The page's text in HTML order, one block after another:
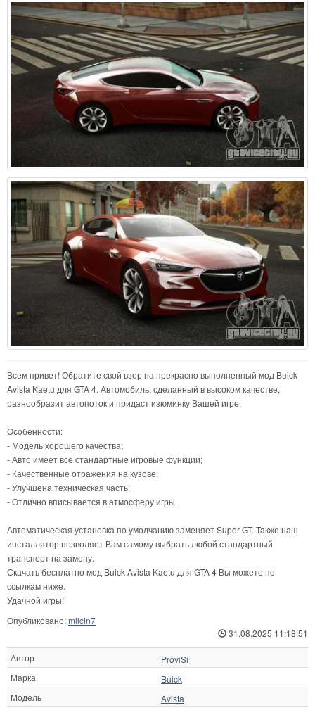
Всем привет! Обратите свой взор на прекрасно выполненный мод Buick
Avista Kaetu для GTA 4. Автомобиль, сделанный в высоком качестве,
разнообразит автопоток и придаст изюминку Вашей игре.
Особенности:
- Модель хорошего качества;
- Авто имеет все стандартные игровые функции;
- Качественные отражения на кузове;
- Улучшена техническая часть;
- Отлично вписывается в атмосферу игры.
Автоматическая установка по умолчанию заменяет Super GT. Также наш
инсталлятор позволяет Вам самому выбрать любой стандартный
транспорт на замену.
Скачать бесплатно мод Buick Avista Kaetu для GTA 4 Вы можете по
ссылкам ниже.
Удачной игры!
Опубликовано:milcin7
31.08.2025 11:18:51
Автор
ProviSi
Марка
Buick
Модель
Avista